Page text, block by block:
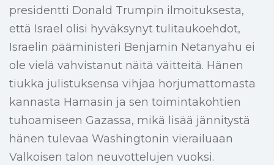
presidentti Donald Trumpin ilmoituksesta,
että Israel olisi hyväksynyt tulitaukoehdot,
Israelin pääministeri Benjamin Netanyahu ei
ole vielä vahvistanut näitä väitteitä. Hänen
tiukka julistuksensa vihjaa horjumattomasta
kannasta Hamasin ja sen toimintakohtien
tuhoamiseen Gazassa, mikä lisää jännitystä
hänen tulevaa Washingtonin vierailuaan
Valkoisen talon neuvottelujen vuoksi.